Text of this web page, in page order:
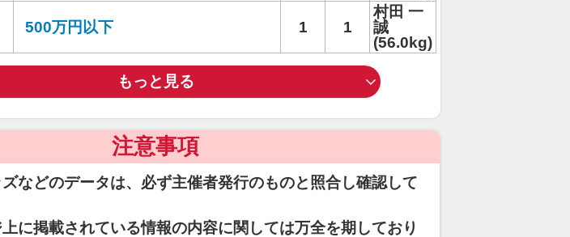
500万円以下 1 1
村田 一
誠
(56.0kg)
もっと見る
注意事項
などのデータは、必ず主催者発行のものと照合し確認して
に掲載されている情報の内容に関しては万全を期しており